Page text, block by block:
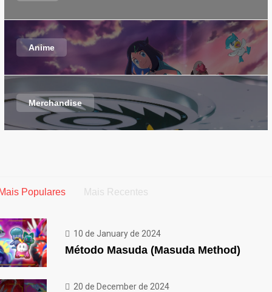
Anime
Merchandise
Populares Mais Recentes
10 de January de 2024
Método Masuda (Masuda Method)
20 de December de 2024